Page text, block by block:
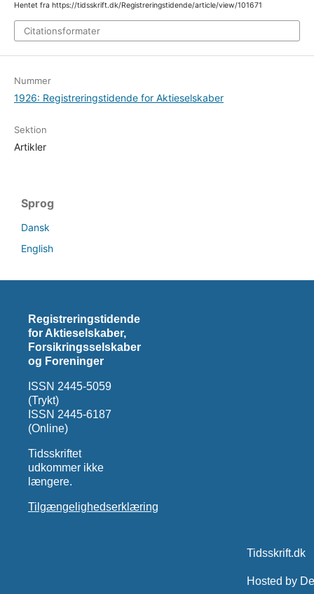
Hentet fra https://tidsskrift.dk/Registreringstidende/article/view/101671
Citationsformater
Nummer
1926: Registreringstidende for Aktieselskaber
Sektion
Artikler
Sprog
Dansk
English
Registreringstidende
for Aktieselskaber,
Forsikringsselskaber
og Foreninger
ISSN 2445-5059
(Trykt)
ISSN 2445-6187
(Online)
Tidsskriftet
udkommer ikke
længere.
Tilgængelighedserklæring